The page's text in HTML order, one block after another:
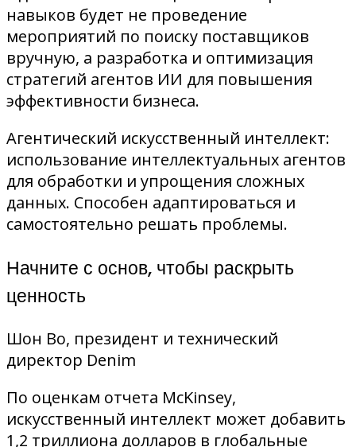
навыков будет не проведение
мероприятий по поиску поставщиков
вручную, а разработка и оптимизация
стратегий агентов ИИ для повышения
эффективности бизнеса.
Агентический искусственный интеллект:
использование интеллектуальных агентов
для обработки и упрощения сложных
данных. Способен адаптироваться и
самостоятельно решать проблемы.
Начните с основ, чтобы раскрыть
ценность
Шон Во, президент и технический
директор Denim
По оценкам отчета McKinsey,
искусственный интеллект может добавить
1,2 триллиона долларов в глобальные